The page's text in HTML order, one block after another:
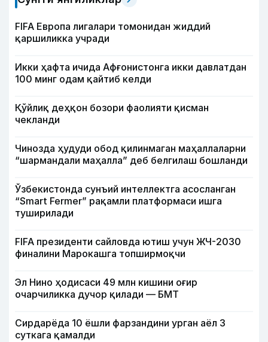
FIFA Европа лигалари томонидан жиддий
қаршиликка учради
Икки ҳафта ичида Афғонистонга икки давлатдан
100 минг одам қайтиб келди
Қўйлиқ деҳқон бозори фаолияти қисман
чекланди
Чинозда ҳудуди обод қилинмаган маҳаллаларни
“шармандали маҳалла” деб белгилаш бошланди
Ўзбекистонда сунъий интеллектга асосланган
“Smart Fermer” рақамли платформаси ишга
туширилади
FIFA президенти сайловда ютиш учун ЖЧ-2030
финалини Марокашга топширмоқчи
Эл Нино ҳодисаси 49 млн кишини оғир
очарчиликка дучор қилади — БМТ
Сирдарёда 10 ёшли фарзандини урган аёл 3
суткага қамалди